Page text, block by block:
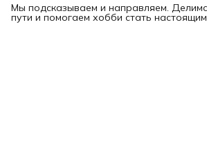
Мы подсказываем и направляем.
пути и помогаем хобби стать настоящим